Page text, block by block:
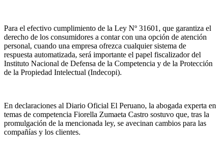
Para el efectivo cumplimiento de la Ley Nº 31601, que garantiza el
derecho de los consumidores a contar con una opción de atención
personal, cuando una empresa ofrezca cualquier sistema de
respuesta automatizada, será importante el papel fiscalizador del
Instituto Nacional de Defensa de la Competencia y de la Protección
de la Propiedad Intelectual (Indecopi).
En declaraciones al Diario Oficial El Peruano, la abogada experta en
temas de competencia Fiorella Zumaeta Castro sostuvo que, tras la
promulgación de la mencionada ley, se avecinan cambios para las
compañías y los clientes.